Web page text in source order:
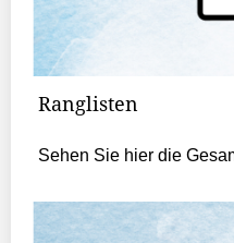
Ranglisten
Sehen Sie hier die